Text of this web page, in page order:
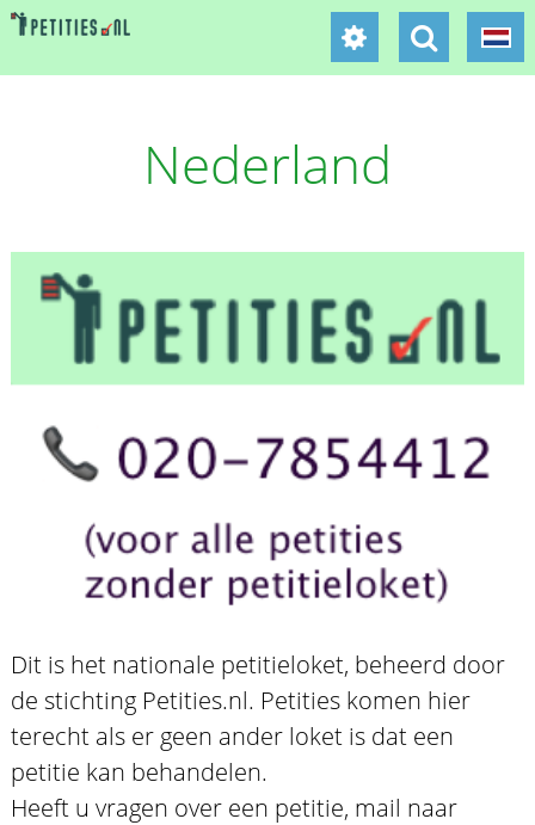
Nederland
Dit is het nationale petitieloket, beheerd door
de stichting Petities.nl. Petities komen hier
terecht als er geen ander loket is dat een
petitie kan behandelen.
Heeft u vragen over een petitie, mail naar